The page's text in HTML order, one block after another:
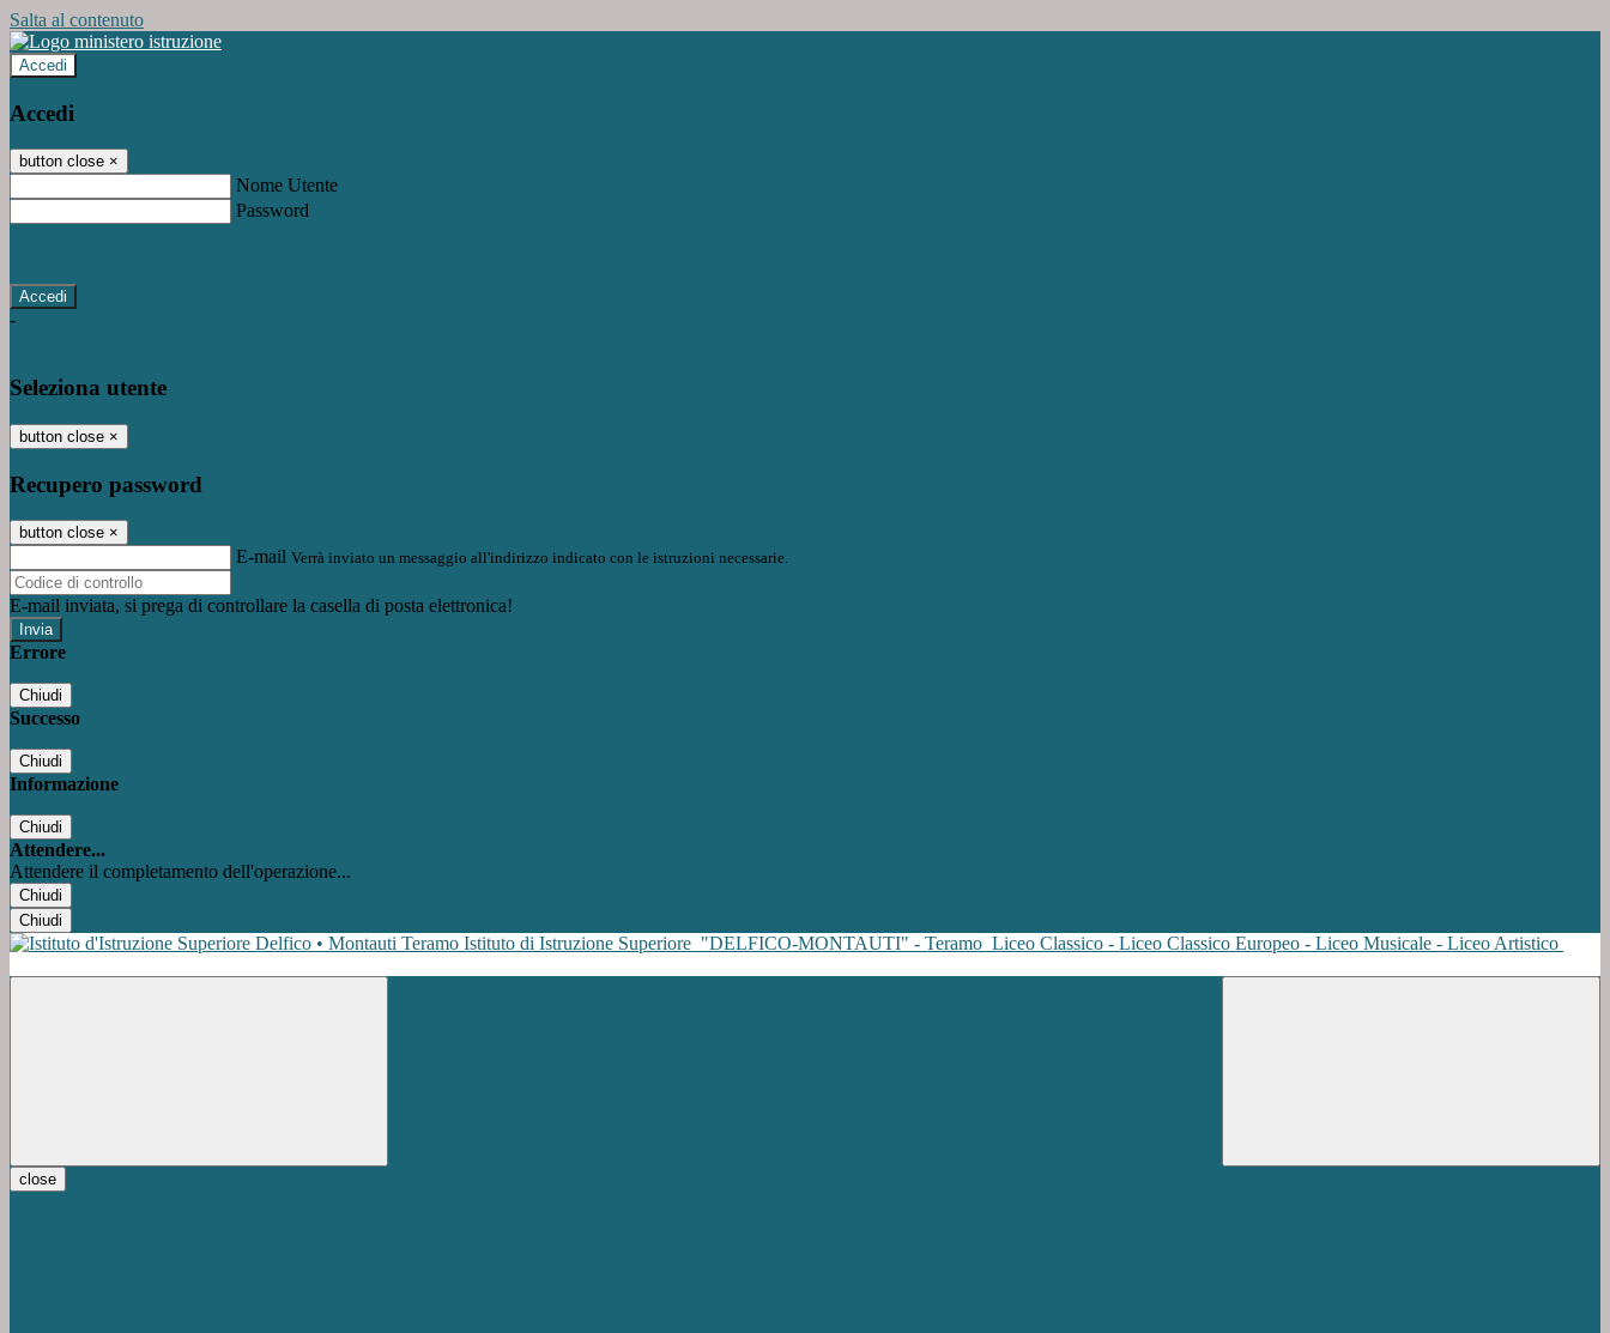
Salta al contenuto
Accedi
Accedi
button close ×
Nome Utente
Password
-
Seleziona utente
button close ×
Recupero password
button close ×
E-mail Verrà inviato un messaggio all'indirizzo indicato con le istruzioni necessarie.
E-mail inviata, si prega di controllare la casella di posta elettronica!
Errore
Chiudi
Successo
Chiudi
Informazione
Chiudi
Attendere...
Attendere il completamento dell'operazione...
Chiudi
Chiudi
Istituto di Istruzione Superiore "DELFICO-MONTAUTI" - Teramo Liceo Classico - Liceo Classico Europeo - Liceo Musicale - Liceo Artistico
close